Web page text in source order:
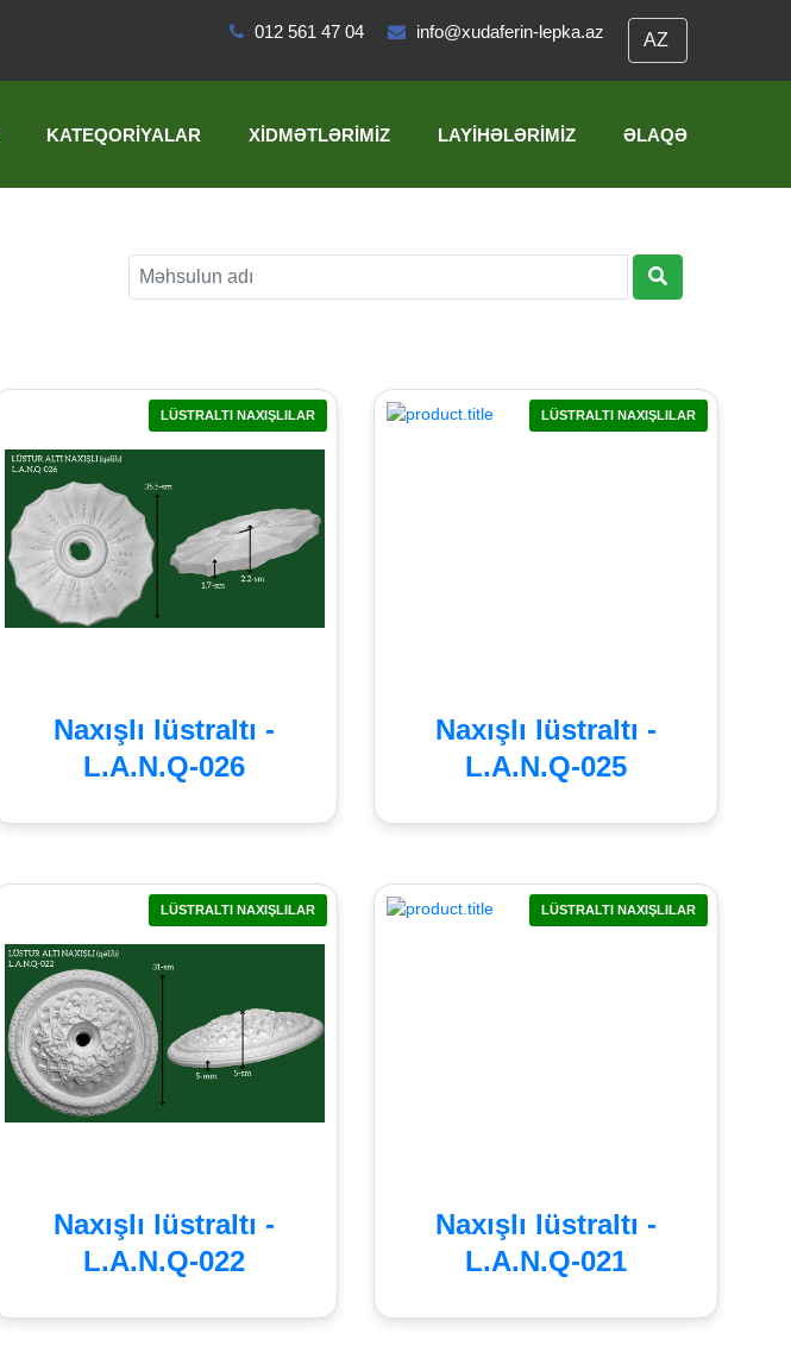
012 561 47 04 info@xudaferin-lepka.az
KATEQORIYALAR XIDMƏTLƏRIMIZ LAYIHƏLƏRIMIZ ƏLAQƏ
LÜSTRALTI NAXIŞLILAR
Naxışlı lüstraltı -
L.A.N.Q-026
LÜSTRALTI NAXIŞLILAR
Naxışlı lüstraltı -
L.A.N.Q-025
LÜSTRALTI NAXIŞLILAR
Naxışlı lüstraltı -
L.A.N.Q-022
LÜSTRALTI NAXIŞLILAR
Naxışlı lüstraltı -
L.A.N.Q-021